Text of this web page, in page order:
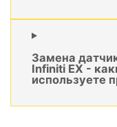
Замена
Infiniti EX -
используете